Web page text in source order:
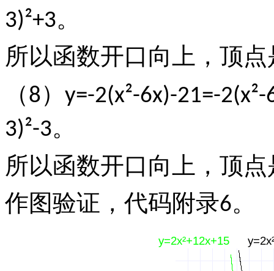
3)²+3。
所以函数开口向上，顶点
（8） y=-2(x²-6x)-21=-
3)²-3。
所以函数开口向上，顶点
作图验证，代码附录6。